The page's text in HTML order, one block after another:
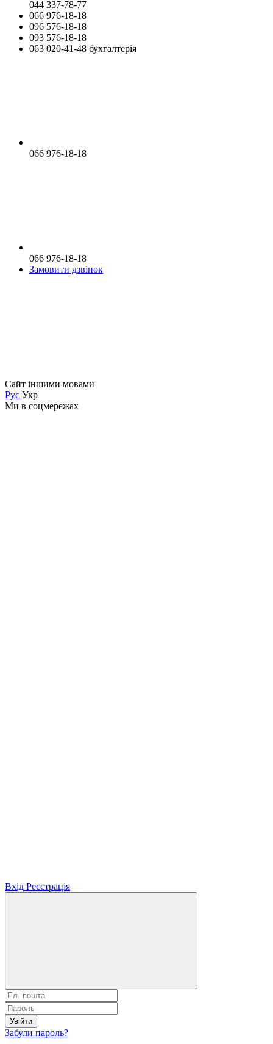
044 337-78-77
066 976-18-18
096 576-18-18
093 576-18-18
063 020-41-48 бухгалтерія
066 976-18-18
066 976-18-18
Замовити дзвінок
Сайт іншими мовами
Рус Укр
Ми в соцмережах
Вхід Реєстрація
Увійти
Забули пароль?